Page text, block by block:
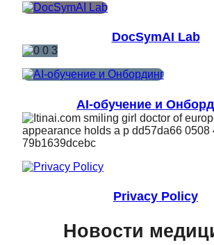
DocSymAI Lab
AI-обучение и
Privacy Policy
Новости